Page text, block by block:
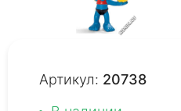
Артикул: 20738